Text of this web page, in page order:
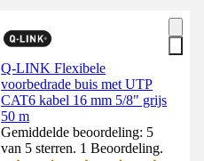
Q-LINK Flexibele
voorbedrade buis met UTP
CAT6 kabel 16 mm 5/8" grijs
50 m
Gemiddelde beoordeling: 5
van 5 sterren. 1 Beoordeling.